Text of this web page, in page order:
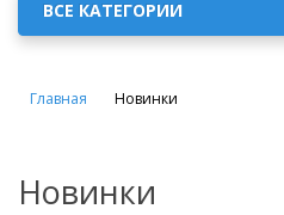
ВСЕ КАТЕГОРИИ
Главная Новинки
Новинки